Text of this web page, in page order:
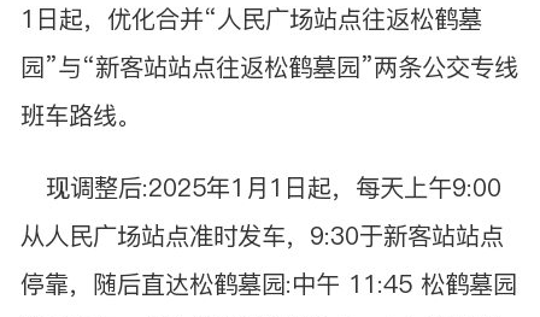
1日起，优化合并“人民广场站点往返松鹤墓
园”与“新客站站点往返松鹤墓园”两条公交专线
班车路线。
现调整后:2025年1月1日起，每天上午9:00
从人民广场站点准时发车，9:30于新客站站点
停靠，随后直达松鹤墓园:中午 11:45 松鹤墓园